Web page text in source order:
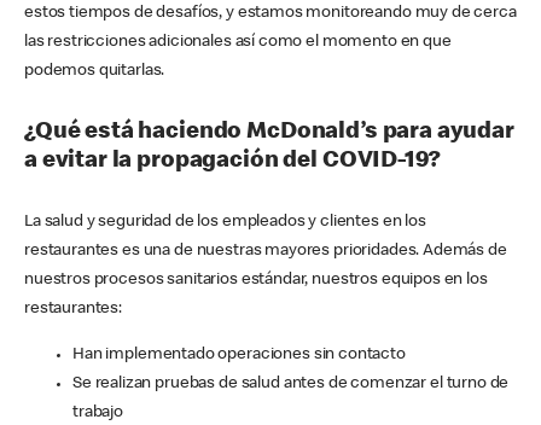
estos tiempos de desafíos, y estamos monitoreando muy de cerca
las restricciones adicionales así como el momento en que
podemos quitarlas.
¿Qué está haciendo McDonald’s para ayudar
a evitar la propagación del COVID-19?
La salud y seguridad de los empleados y clientes en los
restaurantes es una de nuestras mayores prioridades. Además de
nuestros procesos sanitarios estándar, nuestros equipos en los
restaurantes:
Han implementado operaciones sin contacto
Se realizan pruebas de salud antes de comenzar el turno de
trabajo